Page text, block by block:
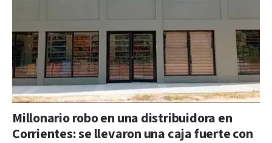
Millonario robo en una distribuidora en
Corrientes: se llevaron una caja fuerte con